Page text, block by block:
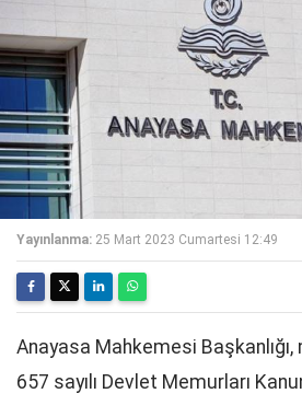
Yayınlanma: 25 Mart 2023 Cumartesi 12:49
Anayasa Mahkemesi
657 sayılı Devlet Memurları